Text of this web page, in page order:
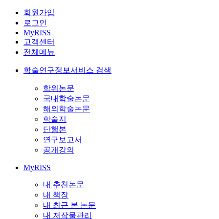
회원가입
로그인
MyRISS
고객센터
전체메뉴
학술연구정보서비스 검색
학위논문
국내학술논문
해외학술논문
학술지
단행본
연구보고서
공개강의
MyRISS
내 추천논문
내 책장
내 최근 본 논문
내 저작물관리